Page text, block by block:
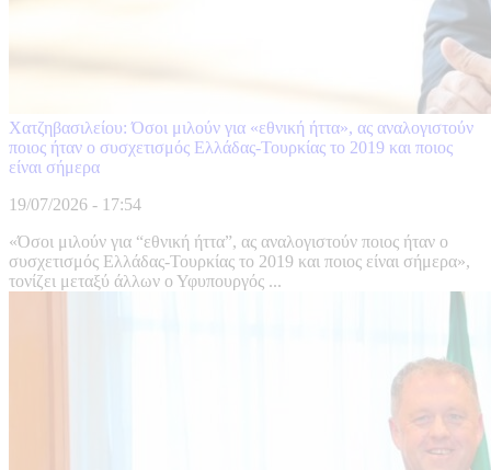
Χατζηβασιλείου: Όσοι μιλούν για «εθνική ήττα», ας αναλογιστούν
ποιος ήταν ο συσχετισμός Ελλάδας-Τουρκίας το 2019 και ποιος
είναι σήμερα
19/07/2026 - 17:54
«Όσοι μιλούν για “εθνική ήττα”, ας αναλογιστούν ποιος ήταν ο
συσχετισμός Ελλάδας-Τουρκίας το 2019 και ποιος είναι σήμερα»,
τονίζει μεταξύ άλλων ο Υφυπουργός ...